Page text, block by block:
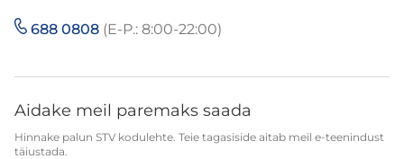
688 0808 (E-P.: 8:00-22:00)
Aidake meil paremaks saada
Hinnake palun STV kodulehte. Teie tagasiside aitab meil e-teenindust
täiustada.